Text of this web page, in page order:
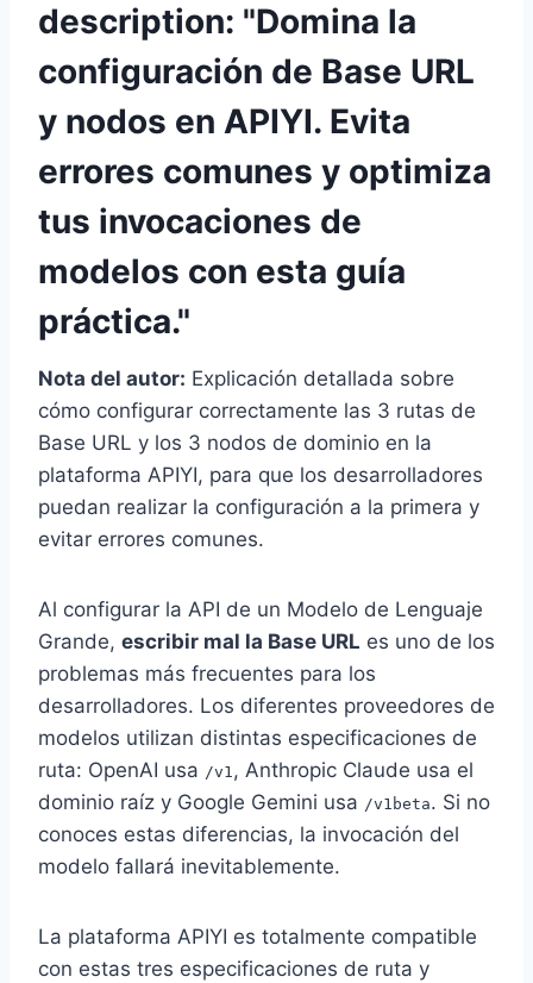
description: "Domina la
configuración de Base URL
y nodos en APIYI. Evita
errores comunes y optimiza
tus invocaciones de
modelos con esta guía
práctica."
Nota del autor: Explicación detallada sobre
cómo configurar correctamente las 3 rutas de
Base URL y los 3 nodos de dominio en la
plataforma APIYI, para que los desarrolladores
puedan realizar la configuración a la primera y
evitar errores comunes.
Al configurar la API de un Modelo de Lenguaje
Grande, escribir mal la Base URL es uno de los
problemas más frecuentes para los
desarrolladores. Los diferentes proveedores de
modelos utilizan distintas especificaciones de
ruta: OpenAI usa /v1, Anthropic Claude usa el
dominio raíz y Google Gemini usa /v1beta. Si no
conoces estas diferencias, la invocación del
modelo fallará inevitablemente.
La plataforma APIYI es totalmente compatible
con estas tres especificaciones de ruta y